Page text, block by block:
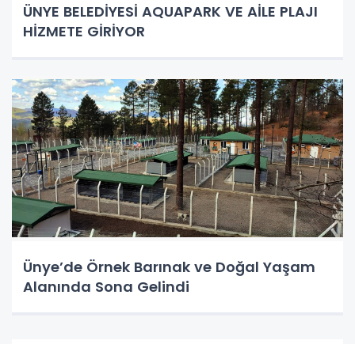
ÜNYE BELEDİYESİ AQUAPARK VE AİLE PLAJI
HİZMETE GİRİYOR
Ünye’de Örnek Barınak ve Doğal Yaşam
Alanında Sona Gelindi